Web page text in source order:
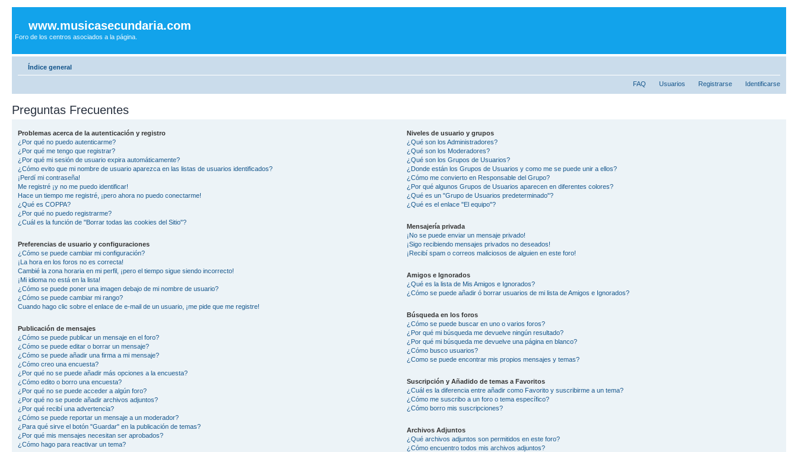
www.musicasecundaria.com
Foro de los centros asociados a la página.
Índice general
FAQ Usuarios Registrarse Identificarse
Preguntas Frecuentes
Problemas acerca de la autenticación y registro
¿Por qué no puedo autenticarme?
¿Por qué me tengo que registrar?
¿Por qué mi sesión de usuario expira automáticamente?
¿Cómo evito que mi nombre de usuario aparezca en las listas de usuarios identificados?
¡Perdí mi contraseña!
Me registré ¡y no me puedo identificar!
Hace un tiempo me registré, ¡pero ahora no puedo conectarme!
¿Qué es COPPA?
¿Por qué no puedo registrarme?
¿Cuál es la función de "Borrar todas las cookies del Sitio"?
Preferencias de usuario y configuraciones
¿Cómo se puede cambiar mi configuración?
¡La hora en los foros no es correcta!
Cambié la zona horaria en mi perfil, ¡pero el tiempo sigue siendo incorrecto!
¡Mi idioma no está en la lista!
¿Cómo se puede poner una imagen debajo de mi nombre de usuario?
¿Cómo se puede cambiar mi rango?
Cuando hago clic sobre el enlace de e-mail de un usuario, ¡me pide que me registre!
Publicación de mensajes
¿Cómo se puede publicar un mensaje en el foro?
¿Cómo se puede editar o borrar un mensaje?
¿Cómo se puede añadir una firma a mi mensaje?
¿Cómo creo una encuesta?
¿Por qué no se puede añadir más opciones a la encuesta?
¿Cómo edito o borro una encuesta?
¿Por qué no se puede acceder a algún foro?
¿Por qué no se puede añadir archivos adjuntos?
¿Por qué recibí una advertencia?
¿Cómo se puede reportar un mensaje a un moderador?
¿Para qué sirve el botón "Guardar" en la publicación de temas?
¿Por qué mis mensajes necesitan ser aprobados?
¿Cómo hago para reactivar un tema?
Niveles de usuario y grupos
¿Qué son los Administradores?
¿Qué son los Moderadores?
¿Qué son los Grupos de Usuarios?
¿Donde están los Grupos de Usuarios y como me se puede unir a ellos?
¿Cómo me convierto en Responsable del Grupo?
¿Por qué algunos Grupos de Usuarios aparecen en diferentes colores?
¿Qué es un "Grupo de Usuarios predeterminado"?
¿Qué es el enlace "El equipo"?
Mensajería privada
¡No se puede enviar un mensaje privado!
¡Sigo recibiendo mensajes privados no deseados!
¡Recibí spam o correos maliciosos de alguien en este foro!
Amigos e Ignorados
¿Qué es la lista de Mis Amigos e Ignorados?
¿Cómo se puede añadir ó borrar usuarios de mi lista de Amigos e Ignorados?
Búsqueda en los foros
¿Cómo se puede buscar en uno o varios foros?
¿Por qué mi búsqueda me devuelve ningún resultado?
¿Por qué mi búsqueda me devuelve una página en blanco?
¿Cómo busco usuarios?
¿Como se puede encontrar mis propios mensajes y temas?
Suscripción y Añadido de temas a Favoritos
¿Cuál es la diferencia entre añadir como Favorito y suscribirme a un tema?
¿Cómo me suscribo a un foro o tema específico?
¿Cómo borro mis suscripciones?
Archivos Adjuntos
¿Qué archivos adjuntos son permitidos en este foro?
¿Cómo encuentro todos mis archivos adjuntos?